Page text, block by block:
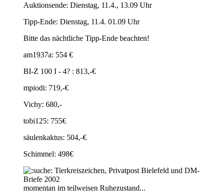
Auktionsende: Dienstag, 11.4., 13.09 Uhr
Tipp-Ende: Dienstag, 11.4. 01.09 Uhr
Bitte das nächtliche Tipp-Ende beachten!
am1937a: 554 €
BI-Z 100 I - 4? : 813,-€
mpiodi: 719,-€
Vichy: 680,-
tobi125: 755€
säulenkaktus: 504,-€
Schimmel: 498€
Tierkreiszeichen, Privatpost Bielefeld und DM-
Briefe 2002
momentan im teilweisen Ruhezustand...